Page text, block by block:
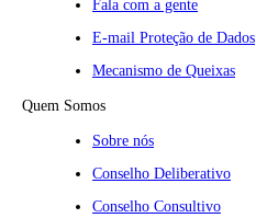
Fala com a gente
E-mail Proteção de Dados
Mecanismo de Queixas
Quem Somos
Sobre nós
Conselho Deliberativo
Conselho Consultivo